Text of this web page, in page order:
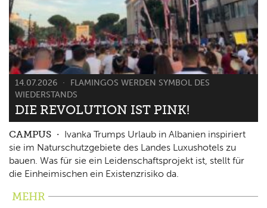
14.07.2026
FLAMINGOS WERDEN SYMBOL DES
WIEDERSTANDS
DIE REVOLUTION IST PINK!
CAMPUS
Ivanka Trumps Urlaub in Albanien inspiriert
sie im Naturschutzgebiete des Landes Luxushotels zu
bauen. Was für sie ein Leidenschaftsprojekt ist, stellt für
die Einheimischen ein Existenzrisiko da.
MEHR